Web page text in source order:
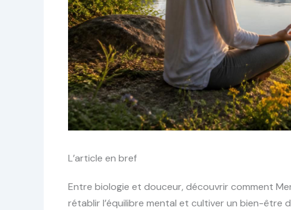
L’article en bref
Entre biologie et douceur, découvrir comment
rétablir l’équilibre mental et cultiver un bien-être